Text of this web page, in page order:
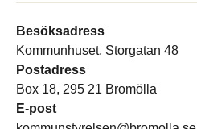
Besöksadress
Kommunhuset, Storgatan 48
Postadress
Box 18, 295 21 Bromölla
E-post